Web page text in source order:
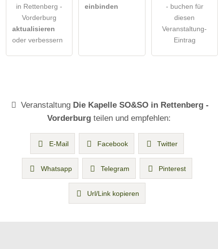
in Rettenberg -
Vorderburg
aktualisieren
oder verbessern
einbinden
- buchen für
diesen
Veranstaltung-
Eintrag
Veranstaltung Die Kapelle SO&SO in Rettenberg -
Vorderburg teilen und empfehlen:
E-Mail Facebook Twitter
Whatsapp Telegram Pinterest
Url/Link kopieren